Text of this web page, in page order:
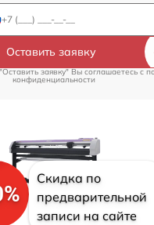
Оставить заявку
заявку" Вы соглашаетесь c
конфиденциальности
Скидка по
предварительной
записи на сайте